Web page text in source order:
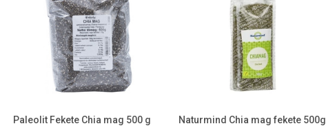
Paleolit Fekete Chia mag 500 g Naturmind Chia mag fekete 500g